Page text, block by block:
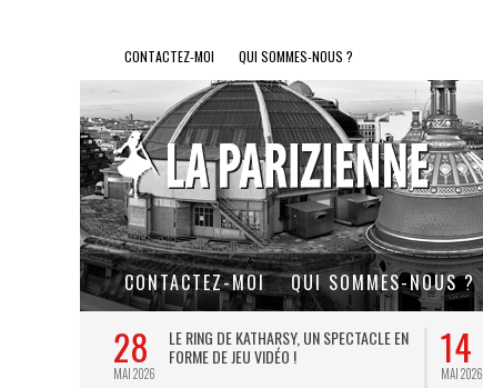
CONTACTEZ-MOI QUI SOMMES-NOUS ?
CONTACTEZ-MOI QUI SOMMES-NOUS ?
28
MAI 2026
LE RING DE KATHARSY, UN SPECTACLE EN
FORME DE JEU VIDÉO !
14
MAI 2026